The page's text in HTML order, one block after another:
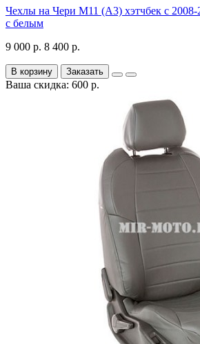
Чехлы на Чери М11 (А3) хэтчбек с 2008-
с белым
9 000 р. 8 400 р.
В корзину Заказать
Ваша скидка: 600 р.